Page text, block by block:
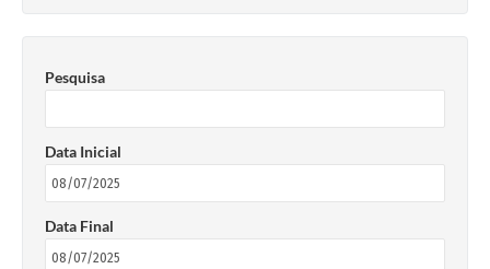
Pesquisa
Data Inicial
Data Final